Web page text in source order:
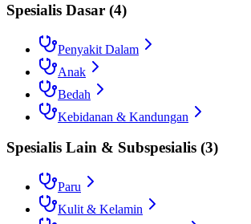
Spesialis Dasar (4)
Penyakit Dalam
Anak
Bedah
Kebidanan & Kandungan
Spesialis Lain & Subspesialis (3)
Paru
Kulit & Kelamin